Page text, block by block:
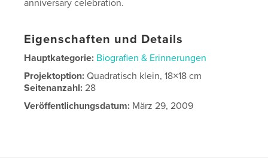
anniversary celebration.
Eigenschaften und Details
Hauptkategorie: Biografien & Erinnerungen
Projektoption:Quadratisch klein, 18×18 cm
Seitenanzahl:28
Veröffentlichungsdatum: März 29, 2009